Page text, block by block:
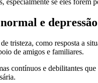
especialmente se eles
e
tristeza, como resposta a
de amigos e familiares.
contínuos e debilitantes